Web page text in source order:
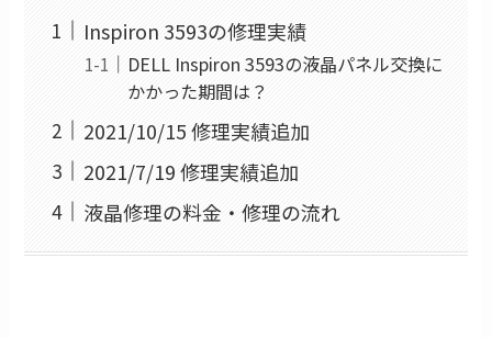
Inspiron 3593の修理実績
DELL Inspiron 3593の液晶パネル交換に
かかった期間は？
2021/10/15 修理実績追加
2021/7/19 修理実績追加
液晶修理の料金・修理の流れ